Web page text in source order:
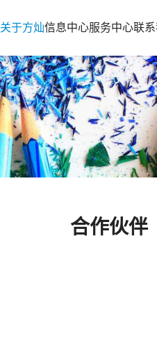
关于方灿信息中心服务中心联
合作伙伴